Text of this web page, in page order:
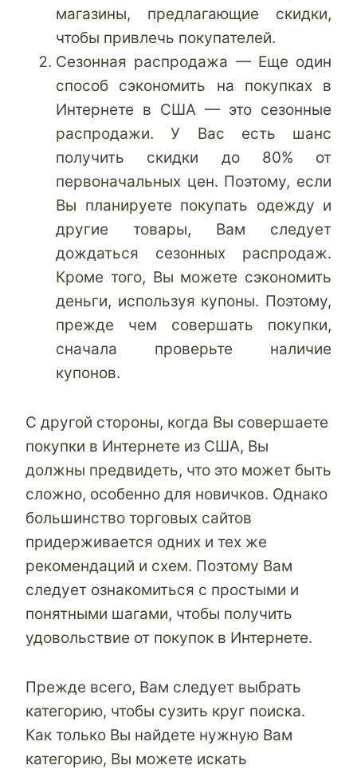
магазины, предлагающие скидки,
чтобы привлечь покупателей.
Сезонная распродажа — Еще один
способ сэкономить на покупках в
Интернете в США — это сезонные
распродажи. У Вас есть шанс
получить скидки до 80% от
первоначальных цен. Поэтому, если
Вы планируете покупать одежду и
другие товары, Вам следует
дождаться сезонных распродаж.
Кроме того, Вы можете сэкономить
деньги, используя купоны. Поэтому,
прежде чем совершать покупки,
сначала проверьте наличие
купонов.
С другой стороны, когда Вы совершаете
покупки в Интернете из США, Вы
должны предвидеть, что это может быть
сложно, особенно для новичков. Однако
большинство торговых сайтов
придерживается одних и тех же
рекомендаций и схем. Поэтому Вам
следует ознакомиться с простыми и
понятными шагами, чтобы получить
удовольствие от покупок в Интернете.
Прежде всего, Вам следует выбрать
категорию, чтобы сузить круг поиска.
Как только Вы найдете нужную Вам
категорию, Вы можете искать